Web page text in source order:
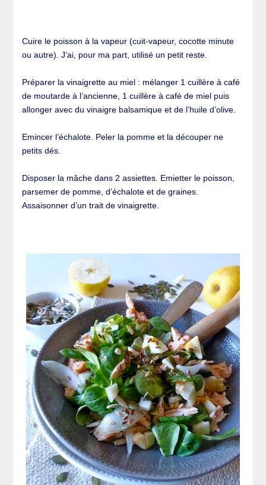
Cuire le poisson à la vapeur (cuit-vapeur, cocotte minute
ou autre). J’ai, pour ma part, utilisé un petit reste.
Préparer la vinaigrette au miel : mélanger 1 cuillère à café
de moutarde à l’ancienne, 1 cuillère à café de miel puis
allonger avec du vinaigre balsamique et de l’huile d’olive.
Emincer l’échalote. Peler la pomme et la découper ne
petits dés.
Disposer la mâche dans 2 assiettes. Emietter le poisson,
parsemer de pomme, d’échalote et de graines.
Assaisonner d’un trait de vinaigrette.